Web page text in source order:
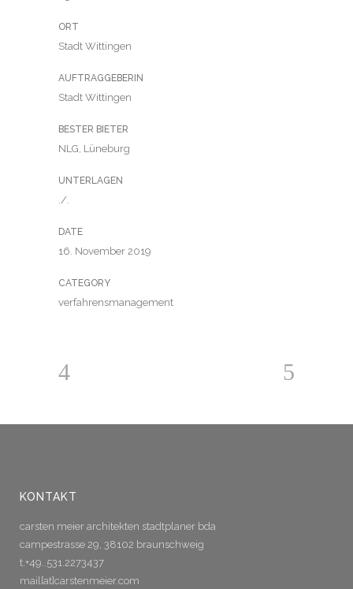
ORT
Stadt Wittingen
AUFTRAGGEBERIN
Stadt Wittingen
BESTER BIETER
NLG, Lüneburg
UNTERLAGEN
./.
DATE
16. November 2019
CATEGORY
verfahrensmanagement
KONTAKT
carsten meier architekten stadtplaner bda
campestrasse 29, 38102 braunschweig
t.+49..531.2273437
mail[at]carstenmeier.com